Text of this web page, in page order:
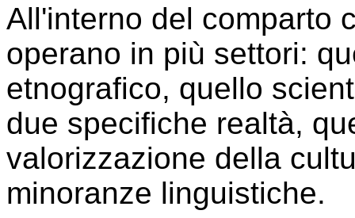
All'interno del comparto
operano in più settori:
etnografico, quello
due specifiche realtà,
valorizzazione della
minoranze linguistiche.